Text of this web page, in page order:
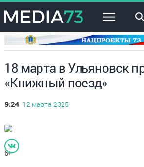
×
18 марта в Ульяновск
«Книжный поезд»
9:24 12 марта 2025
6+